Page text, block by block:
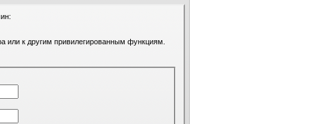
или к другим привилегированным функциям.